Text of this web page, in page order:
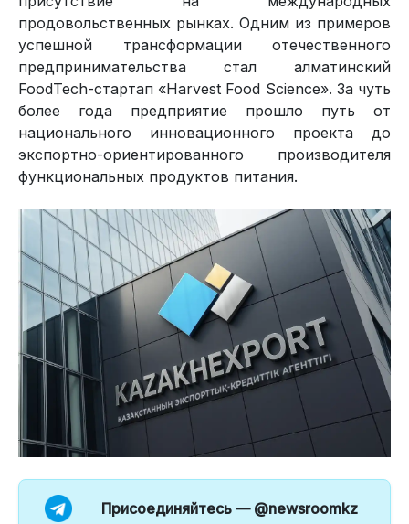
продовольственных рынках. Одним из примеров
успешной трансформации отечественного
предпринимательства стал алматинский
FoodTech-стартап «Harvest Food Science». За чуть
более года предприятие прошло путь от
национального инновационного проекта до
экспортно-ориентированного производителя
функциональных продуктов питания.
Присоединяйтесь — @newsroomkz